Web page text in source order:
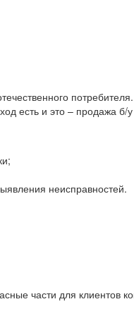
есть и это – продажа б/
неисправностей.
части для клиентов